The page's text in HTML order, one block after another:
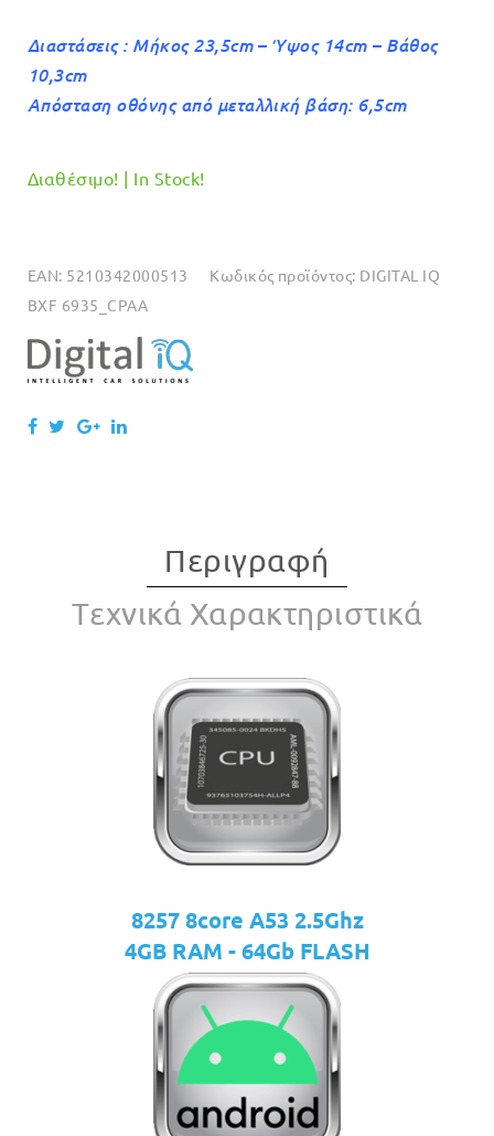
Διαστάσεις : Μήκος 23,5cm – Ύψος 14cm – Βάθος
10,3cm
Απόσταση οθόνης από μεταλλική βάση: 6,5cm
Διαθέσιμο! | In Stock!
EAN: 5210342000513 Κωδικός προϊόντος: DIGITAL IQ
BXF 6935_CPAA
Περιγραφή
Tεχνικά Χαρακτηριστικά
8257 8core A53 2.5Ghz
4GB RAM - 64Gb FLASH